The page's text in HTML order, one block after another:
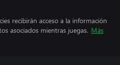
recibirán acceso a la información
asociados mientras juegas. Más